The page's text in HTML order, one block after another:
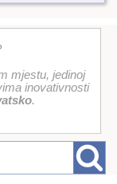
mjestu, jedinoj
inovativnosti
.